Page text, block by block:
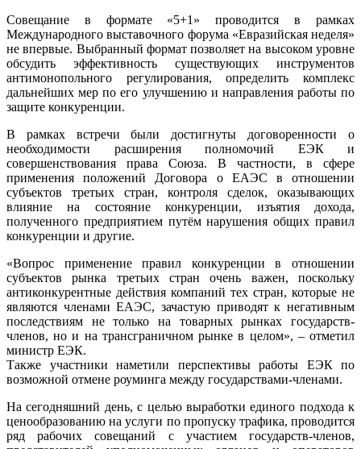
Совещание в формате «5+1» проводится в рамках
Международного выставочного форума «Евразийская неделя»
не впервые. Выбранный формат позволяет на высоком уровне
обсудить эффективность существующих инструментов
антимонопольного регулирования, определить комплекс
дальнейших мер по его улучшению и направления работы по
защите конкуренции.
В рамках встречи были достигнуты договоренности о
необходимости расширения полномочий ЕЭК и
совершенствования права Союза. В частности, в сфере
применения положений Договора о ЕАЭС в отношении
субъектов третьих стран, контроля сделок, оказывающих
влияние на состояние конкуренции, изъятия дохода,
полученного предприятием путём нарушения общих правил
конкуренции и другие.
«Вопрос применение правил конкуренции в отношении
субъектов рынка третьих стран очень важен, поскольку
антиконкурентные действия компаний тех стран, которые не
являются членами ЕАЭС, зачастую приводят к негативным
последствиям не только на товарных рынках государств-
членов, но и на трансграничном рынке в целом», – отметил
министр ЕЭК.
Также участники наметили перспективы работы ЕЭК по
возможной отмене роуминга между государствами-членами.
На сегодняшний день, с целью выработки единого подхода к
ценообразованию на услуги по пропуску трафика, проводится
ряд рабочих совещаний с участием государств-членов,